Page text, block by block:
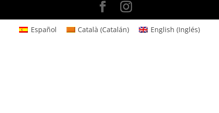
Español Català (Catalán) English (Inglés)